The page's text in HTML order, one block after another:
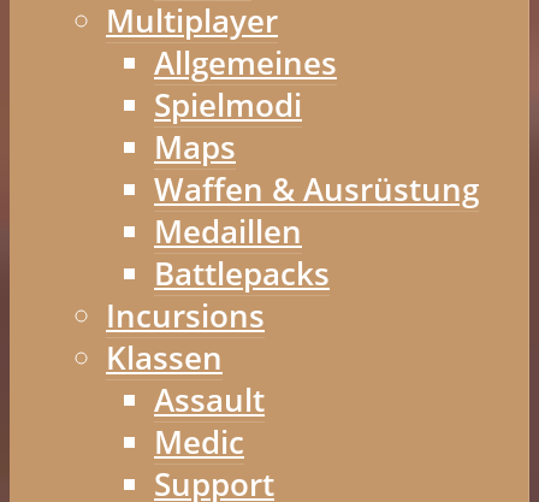
Multiplayer
Allgemeines
Spielmodi
Maps
Waffen & Ausrüstung
Medaillen
Battlepacks
Incursions
Klassen
Assault
Medic
Support